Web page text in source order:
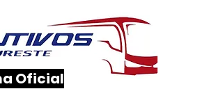
Oficial